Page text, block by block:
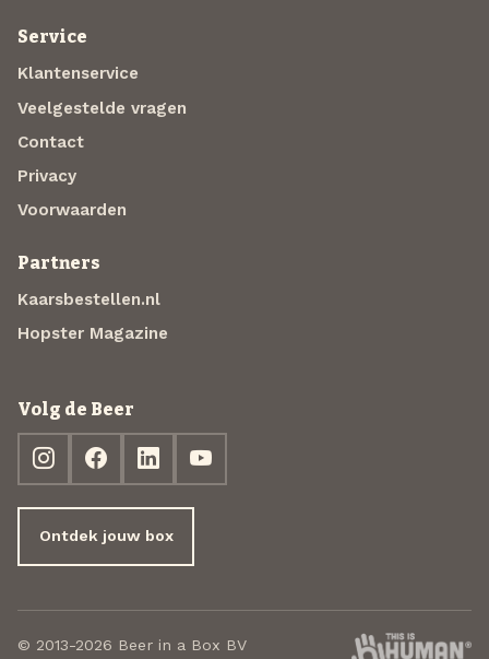
Service
Klantenservice
Veelgestelde vragen
Contact
Privacy
Voorwaarden
Partners
Kaarsbestellen.nl
Hopster Magazine
Volg de Beer
Ontdek jouw box
© 2013-2026 Beer in a Box BV